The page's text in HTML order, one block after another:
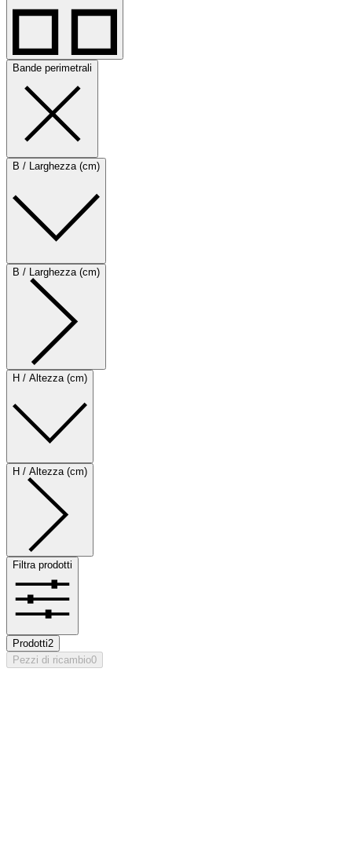
Bande perimetrali
B / Larghezza (cm)
B / Larghezza (cm)
H / Altezza (cm)
H / Altezza (cm)
Filtra prodotti
Prodotti2
Pezzi di ricambio0